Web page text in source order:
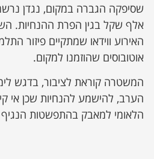
שסיפקה הגברה במקום, נגדן
אלף שקל בגין הפרת ההנחיות.
האירוע ווידאו שמתקיים פיזור
אוטובוסים שהוזמנו למקום.
המשטרה קוראת לציבור, בדגש
הערב, להישמע להנחיות שכן אי
הלאומי למאבק בהתפשטות